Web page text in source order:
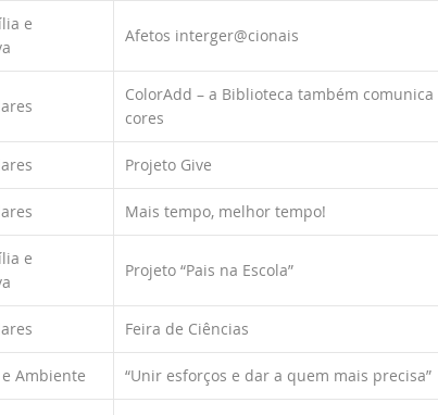
e
Afetos interger@cionais
ColorAdd – a Biblioteca também comunica
cores
Projeto Give
Mais tempo, melhor tempo!
e
Projeto “Pais na Escola”
Feira de Ciências
Ambiente “Unir esforços e dar a quem mais precisa”